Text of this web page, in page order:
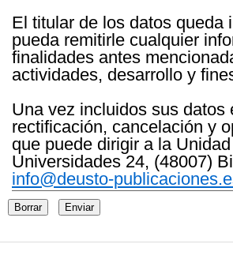
El titular de los datos queda
pueda remitirle cualquier
finalidades antes
actividades, desarrollo y
Una vez incluidos sus
rectificación, cancelación y
que puede dirigir a la
Universidades 24, (48007)
info@deusto-
Borrar Enviar